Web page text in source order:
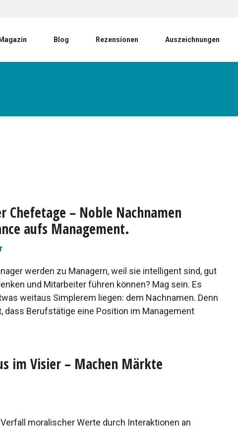
Magazin Blog Rezensionen Auszeichnungen
Chefetage – Noble Nachnamen
aufs Management.
werden zu Managern, weil sie intelligent sind, gut
und Mitarbeiter führen können? Mag sein. Es
weitaus Simplerem liegen: dem Nachnamen. Denn
dass Berufstätige eine Position im Management
im Visier – Machen Märkte
moralischer Werte durch Interaktionen an